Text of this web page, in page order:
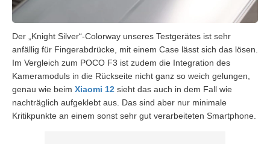
Der „Knight Silver“-Colorway unseres Testgerätes ist sehr
anfällig für Fingerabdrücke, mit einem Case lässt sich das lösen.
Im Vergleich zum POCO F3 ist zudem die Integration des
Kameramoduls in die Rückseite nicht ganz so weich gelungen,
genau wie beim Xiaomi 12 sieht das auch in dem Fall wie
nachträglich aufgeklebt aus. Das sind aber nur minimale
Kritikpunkte an einem sonst sehr gut verarbeiteten Smartphone.